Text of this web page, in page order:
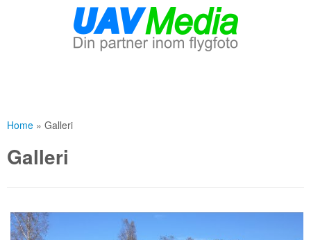
Home » Galleri
Galleri